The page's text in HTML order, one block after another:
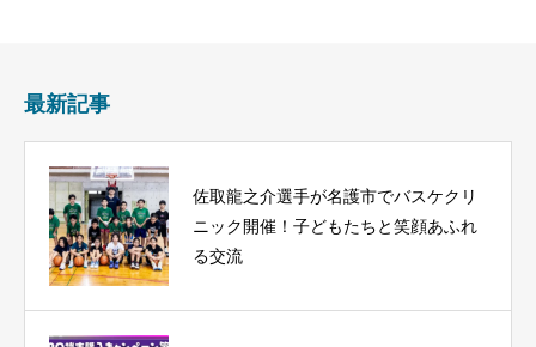
最新記事
佐取龍之介選手が名護市でバスケクリ
ニック開催！子どもたちと笑顔あふれ
る交流